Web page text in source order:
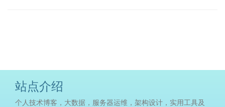
站点介绍
个人技术博客，大数据，服务器运维，架构设计，实用工具及